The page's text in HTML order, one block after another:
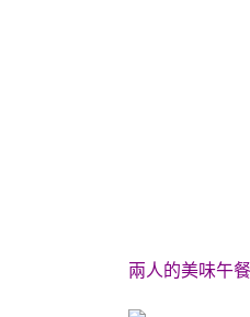
兩人的美味午